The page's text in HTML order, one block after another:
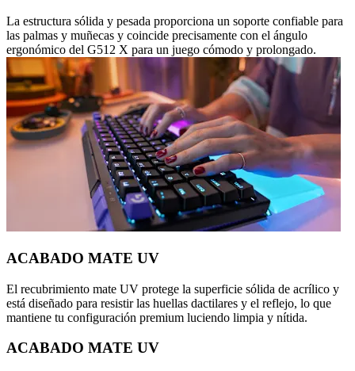
La estructura sólida y pesada proporciona un soporte confiable para
las palmas y muñecas y coincide precisamente con el ángulo
ergonómico del G512 X para un juego cómodo y prolongado.
ACABADO MATE UV
El recubrimiento mate UV protege la superficie sólida de acrílico y
está diseñado para resistir las huellas dactilares y el reflejo, lo que
mantiene tu configuración premium luciendo limpia y nítida.
ACABADO MATE UV